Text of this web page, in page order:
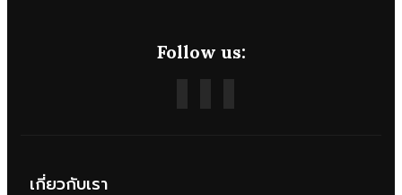
Follow us:
เกี่ยวกับเรา